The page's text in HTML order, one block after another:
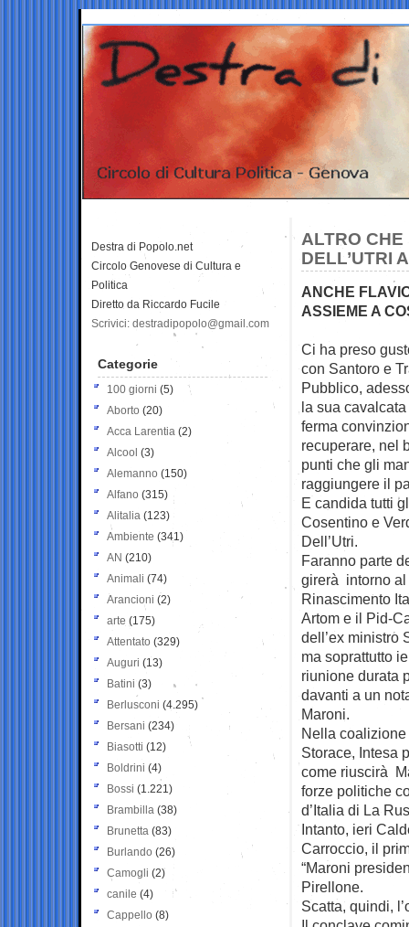
ALTRO
DELL’UTRI
ANCHE
ASSIEME A
Ci ha preso
con Santoro e
Pubblico,
la sua
ferma
recuperare, nel
punti che gli
raggiungere il
E candida tutti
Cosentino e
Dell’Utri.
Faranno parte
girerà intorno
Rinascimento
Artom e il Pid-
dell’ex ministro
ma soprattutto
riunione durata
davanti a un
Maroni.
Nella coalizione
Storace, Intesa
come riuscirà
forze politiche
d’Italia di La
Intanto, ieri
Carroccio, il
“Maroni
Pirellone.
Scatta, quindi,
Destra di Popolo.net
Circolo Genovese di Cultura e
Politica
Diretto da Riccardo Fucile
Scrivici: destradipopolo@gmail.com
Categorie
100 giorni (5)
Aborto (20)
Acca Larentia (2)
Alcool (3)
Alemanno (150)
Alfano (315)
Alitalia (123)
Ambiente (341)
AN (210)
Animali (74)
Arancioni (2)
arte (175)
Attentato (329)
Auguri (13)
Batini (3)
Berlusconi (4.295)
Bersani (234)
Biasotti (12)
Boldrini (4)
Bossi (1.221)
Brambilla (38)
Brunetta (83)
Burlando (26)
Camogli (2)
canile (4)
Cappello (8)